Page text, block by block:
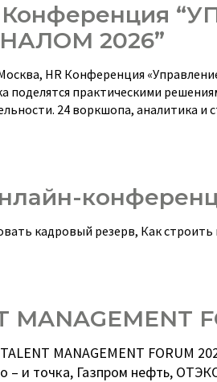
Конференция
2026”
HR Конференция
поделятся практическими
24 воркшопа, аналитика и
кадровый резерв, Как строить
MANAGEMENT
TALENT MANAGEMENT FORUM
– и точка, Газпром нефть,